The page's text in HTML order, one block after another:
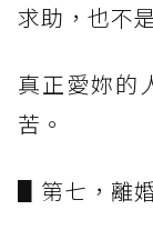
求助，也不
真正愛妳的
苦。
▋第七，離